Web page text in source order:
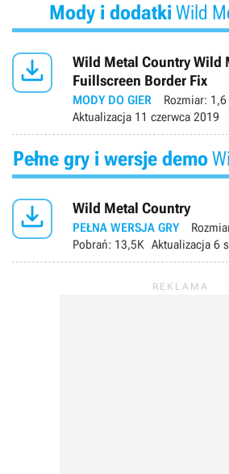
Mody i dodatkiWild

Wild Metal Country Wild
Fuillscreen Border Fix
MODY DO GIER Rozmiar: 1,6
Aktualizacja 11 czerwca 2019
Pełne gry i wersje demo
 Wild Metal Country
PEŁNA WERSJA GRY
Pobrań: 13,5K Aktualizacja 6